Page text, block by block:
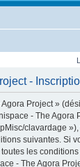
-
Project »
- The Agora
clavardage »),
suivantes. Si
les
- The Agora